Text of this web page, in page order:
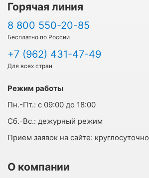
Горячая линия
8 800 550-20-85
Бесплатно по России
+7 (962) 431-47-49
Для всех стран
Режим работы
Пн.-Пт.: с 09:00 до 18:00
Cб.-Вс.: дежурный режим
Прием заявок на сайте: круглосуточно
О компании